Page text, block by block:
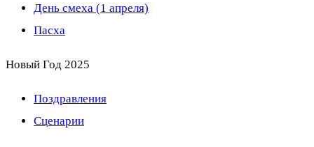
День смеха (1 апреля)
Пасха
Новый Год 2025
Поздравления
Сценарии